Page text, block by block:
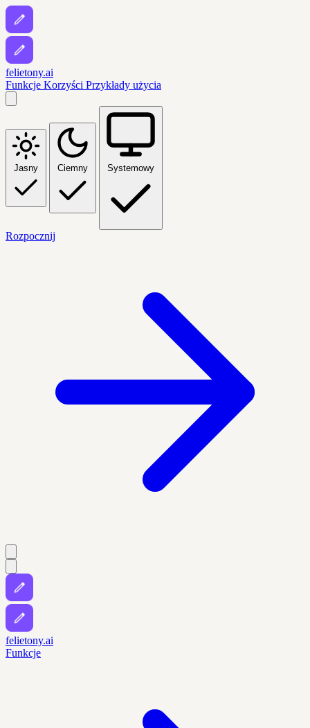
felietony.ai
Funkcje Korzyści Przykłady użycia
Jasny Ciemny Systemowy
Rozpocznij
felietony.ai
Funkcje